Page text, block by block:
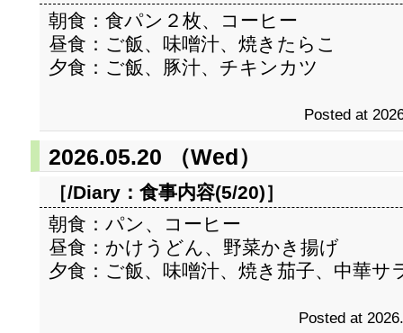
朝食：食パン２枚、コーヒー
昼食：ご飯、味噌汁、焼きたらこ
夕食：ご飯、豚汁、チキンカツ
Posted at
2026.05.20 （Wed）
［/Diary： 食事内容(5/20)］
朝食：パン、コーヒー
昼食：かけうどん、野菜かき揚げ
夕食：ご飯、味噌汁、焼き茄子、中華サ
Posted at